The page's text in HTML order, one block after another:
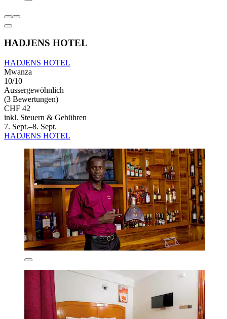
HADJENS HOTEL
HADJENS HOTEL
Mwanza
10/10
Aussergewöhnlich
(3 Bewertungen)
CHF 42
inkl. Steuern & Gebühren
7. Sept.–8. Sept.
HADJENS HOTEL